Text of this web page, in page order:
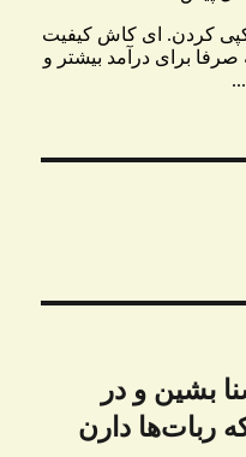
بشین و در
که ربات‌ها دارن